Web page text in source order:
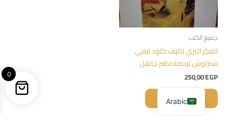
جميع الكتب
الفكر البري تاليف:كلود ليفي
شتراوش ترجمة:نظير جاهل
250,00EGP
إضافة إلى السلة
0
Arabic